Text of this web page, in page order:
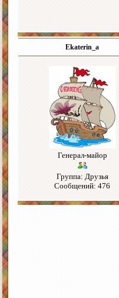
Ekaterin_a
Генерал-майор
Группа: Друзья
Сообщений: 476